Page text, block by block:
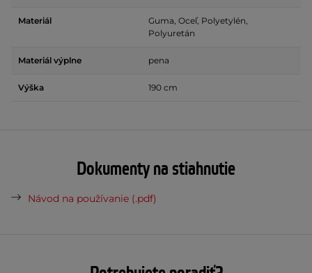
Materiál
Guma, Oceľ, Polyetylén,
Polyuretán
Materiál výplne pena
Výška 190 cm
Dokumenty na stiahnutie
Návod na používanie (.pdf)